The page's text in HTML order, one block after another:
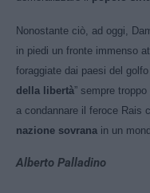
Nonostante ciò, ad oggi,
in piedi un fronte immenso
foraggiate dai paesi del
della libertà” sempre
a condannare il feroce Rais
nazione sovrana in un
Alberto Palladino